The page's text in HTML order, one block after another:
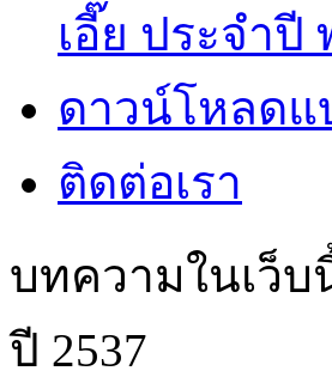
เอี๊ย ประจำปี
ดาวน์โหลด
ติดต่อเรา
บทความในเว็
ปี 2537